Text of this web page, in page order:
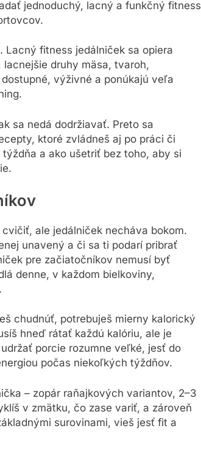
jednoduchý, lacný a funkčný fitness
Lacný fitness jedálniček sa opiera
druhy mäsa, tvaroh,
výživné a ponúkajú veľa
sa nedá dodržiavať. Preto sa
ktoré zvládneš aj po práci či
a ako ušetriť bez toho, aby si
ale jedálniček necháva bokom.
unavený a či sa ti podarí pribrať
pre začiatočníkov nemusí byť
denne, v každom bielkoviny,
chudnúť, potrebuješ mierny kalorický
hneď rátať každú kalóriu, ale je
porcie rozumne veľké, jesť do
počas niekoľkých týždňov.
– zopár raňajkových variantov, 2–3
v zmätku, čo zase variť, a zároveň
surovinami, vieš jesť fit a